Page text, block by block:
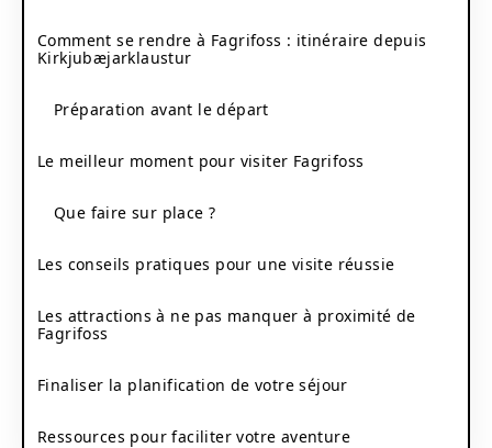
Comment se rendre à Fagrifoss : itinéraire depuis
Kirkjubæjarklaustur
Préparation avant le départ
Le meilleur moment pour visiter Fagrifoss
Que faire sur place ?
Les conseils pratiques pour une visite réussie
Les attractions à ne pas manquer à proximité de
Fagrifoss
Finaliser la planification de votre séjour
Ressources pour faciliter votre aventure